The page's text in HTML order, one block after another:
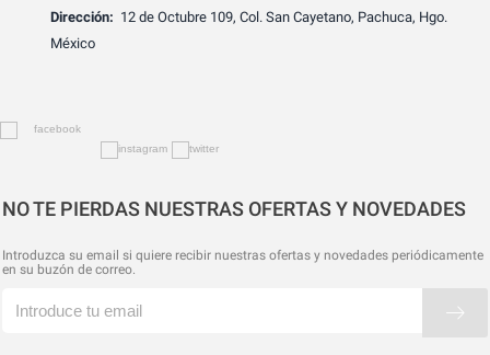
Dirección: 12 de Octubre 109, Col. San Cayetano, Pachuca, Hgo.
México
NO TE PIERDAS NUESTRAS OFERTAS Y NOVEDADES
Introduzca su email si quiere recibir nuestras ofertas y novedades periódicamente
en su buzón de correo.